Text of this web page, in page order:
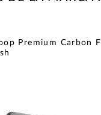
Premium Carbon